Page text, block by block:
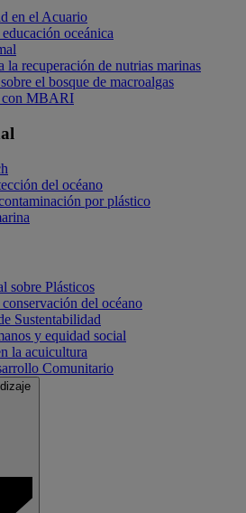
en el Acuario
oceánica
la recuperación de nutrias marinas
el bosque de macroalgas
con MBARI
del océano
por plástico
sobre Plásticos
del océano
Sustentabilidad
y equidad social
la acuicultura
Comunitario